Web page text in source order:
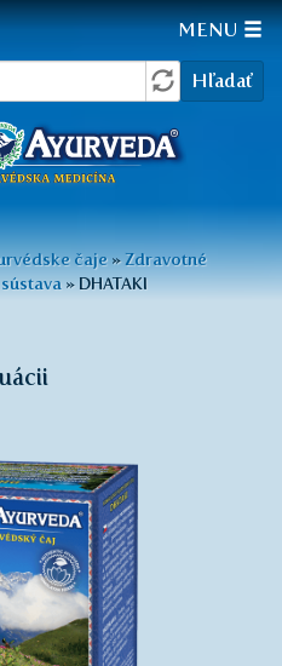
Hľadať
MENU
čaje »Zdravotné
»DHATAKI